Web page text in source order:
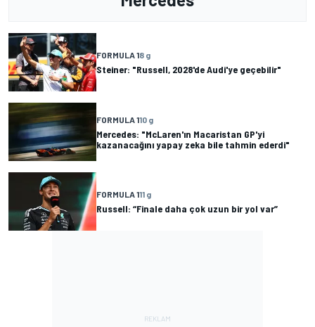
FORMULA 18 g
Steiner: "Russell, 2028'de Audi'ye geçebilir"
FORMULA 110 g
Mercedes: "McLaren'ın Macaristan GP'yi
kazanacağını yapay zeka bile tahmin ederdi"
FORMULA 111 g
Russell: “Finale daha çok uzun bir yol var”